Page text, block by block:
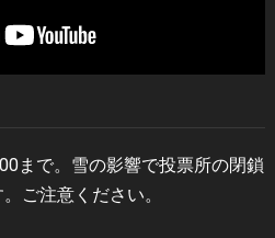
まで。雪の影響で投票所の閉鎖
ご注意ください。